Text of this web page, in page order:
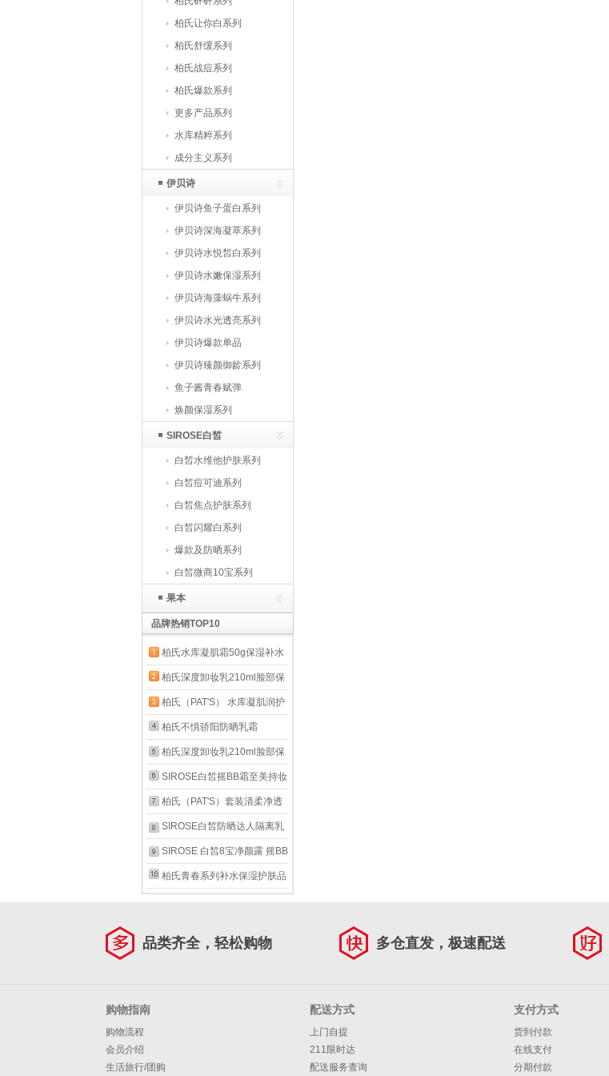
柏氏让你白系列
柏氏舒缓系列
柏氏战痘系列
柏氏爆款系列
更多产品系列
水库精粹系列
成分主义系列
伊贝诗
伊贝诗鱼子蛋白系列
伊贝诗深海凝萃系列
伊贝诗水悦皙白系列
伊贝诗水嫩保湿系列
伊贝诗海藻蜗牛系列
伊贝诗水光透亮系列
伊贝诗爆款单品
伊贝诗臻颜御龄系列
鱼子酱青春赋弹
焕颜保湿系列
SIROSE白皙
白皙水维他护肤系列
白皙痘可迪系列
白皙焦点护肤系列
白皙闪耀白系列
爆款及防晒系列
白皙微商10宝系列
果本
品牌热销TOP10
柏氏水库凝肌霜50g保湿补水
面霜（原修护霜升级版）
柏氏深度卸妆乳210ml脸部保
湿洁面 1瓶
柏氏（PAT'S） 水库凝肌润护
霜50g 补水保湿面霜（原修护
霜升级版）
柏氏不惧骄阳防晒乳霜
SPF50+绿色骄阳盾32g遮瑕
户外海边军训清爽不油
柏氏深度卸妆乳210ml脸部保
湿洁面 2瓶
SIROSE白皙摇BB霜至美持妆
美颜霜30g朝9晚9粉底升级版
保湿自然修颜轻薄
柏氏（PAT'S）套装清柔净透
洁面乳洗面奶水柔保湿凝露柔
肤水精乳水库凝肌润护霜 凝
露100ml+精乳80ml
SIROSE白皙防晒达人隔离乳
霜 淡绿色 遮瑕户外活动夏天
海边指数SPF50倍 45g(发2
SIROSE 白皙8宝净颜露 摇BB
霜 黄金水瀑水乳小蛮腰 魔净
柏氏青春系列补水保湿护肤品
品类齐全，轻松购物 多仓直发，极速配送
购物指南
购物流程
会员介绍
生活旅行/团购
配送方式
上门自提
211限时达
配送服务查询
支付方式
货到付款
在线支付
分期付款